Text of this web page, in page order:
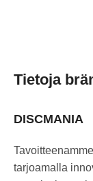
Tietoja
DISCMANIA
tarjoamalla